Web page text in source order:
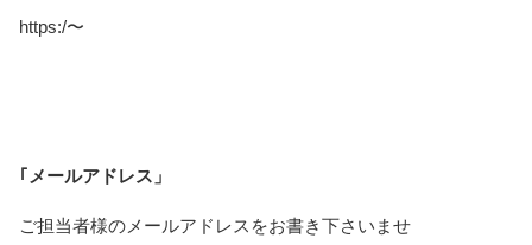
https:/〜
｢メールアドレス」
ご担当者様のメールアドレスをお書き下さいませ